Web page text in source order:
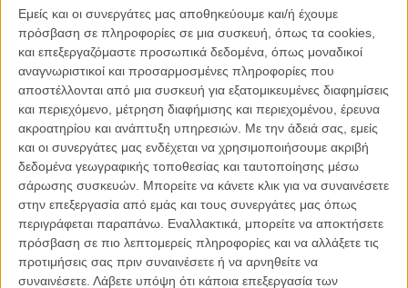
Εμείς και οι συνεργάτες μας αποθηκεύουμε και/ή έχουμε
πρόσβαση σε πληροφορίες σε μια συσκευή, όπως τα cookies,
και επεξεργαζόμαστε προσωπικά δεδομένα, όπως μοναδικοί
αναγνωριστικοί και προσαρμοσμένες πληροφορίες που
αποστέλλονται από μια συσκευή για εξατομικευμένες διαφημίσεις
και περιεχόμενο, μέτρηση διαφήμισης και περιεχομένου, έρευνα
ακροατηρίου και ανάπτυξη υπηρεσιών. Με την άδειά σας, εμείς
και οι συνεργάτες μας ενδέχεται να χρησιμοποιήσουμε ακριβή
δεδομένα γεωγραφικής τοποθεσίας και ταυτοποίησης μέσω
σάρωσης συσκευών. Μπορείτε να κάνετε κλικ για να συναινέσετε
στην επεξεργασία από εμάς και τους συνεργάτες μας όπως
περιγράφεται παραπάνω. Εναλλακτικά, μπορείτε να αποκτήσετε
πρόσβαση σε πιο λεπτομερείς πληροφορίες και να αλλάξετε τις
προτιμήσεις σας πριν συναινέσετε ή να αρνηθείτε να
συναινέσετε. Λάβετε υπόψη ότι κάποια επεξεργασία των
και η Μανόν τον απατά εδώ και καιρό.Διαβάστε και δείτε εδώ
περισσότερα για το «L'Ombre des Femmes» του Φιλίπ Γκαρέλ